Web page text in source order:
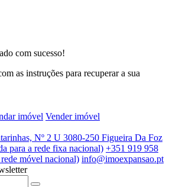
com sucesso!
as instruções para recuperar a sua
imóvel Vender imóvel
Nº 2 U 3080-250 Figueira Da Foz
para a rede fixa nacional) +351 919 958
móvel nacional) info@imoexpansao.pt